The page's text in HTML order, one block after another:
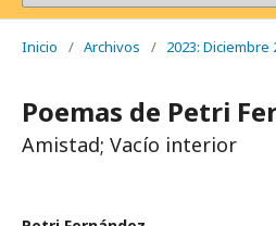
Inicio / Archivos / 2023: Diciembre
Poemas de Petri
Amistad; Vacío interior